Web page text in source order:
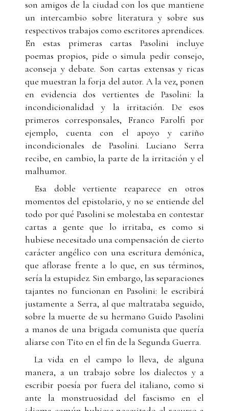
son amigos de la ciudad con los que mantiene
un intercambio sobre literatura y sobre sus
respectivos trabajos como escritores aprendices.
En estas primeras cartas Pasolini incluye
poemas propios, pide o simula pedir consejo,
aconseja y debate. Son cartas extensas y ricas
que muestran la forja del autor. A la vez, ponen
en evidencia dos vertientes de Pasolini: la
incondicionalidad y la irritación. De esos
primeros corresponsales, Franco Farolfi por
ejemplo, cuenta con el apoyo y cariño
incondicionales de Pasolini. Luciano Serra
recibe, en cambio, la parte de la irritación y el
malhumor.
Esa doble vertiente reaparece en otros
momentos del epistolario, y no se entiende del
todo por qué Pasolini se molestaba en contestar
cartas a gente que lo irritaba, es como si
hubiese necesitado una compensación de cierto
carácter angélico con una escritura demónica,
que aflorase frente a lo que, en sus términos,
sería la estupidez. Sin embargo, las separaciones
tajantes no funcionan en Pasolini: le escribirá
justamente a Serra, al que maltrataba seguido,
sobre la muerte de su hermano Guido Pasolini
a manos de una brigada comunista que quería
aliarse con Tito en el fin de la Segunda Guerra.
La vida en el campo lo lleva, de alguna
manera, a un trabajo sobre los dialectos y a
escribir poesía por fuera del italiano, como si
ante la monstruosidad del fascismo en el